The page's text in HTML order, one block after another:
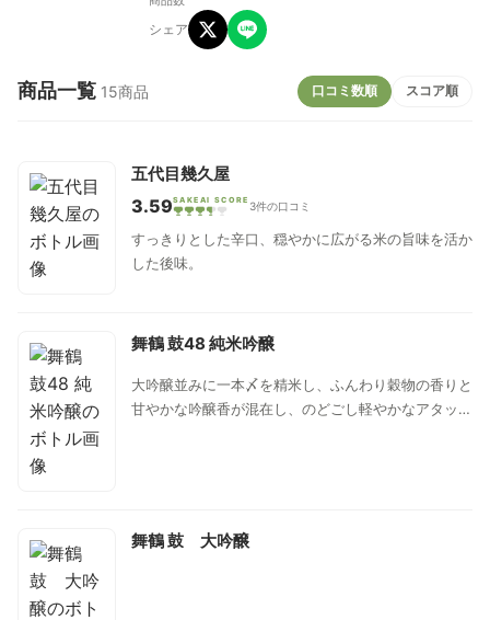
シェア
商品一覧 15商品 口コミ数順 スコア順
五代目幾久屋
3.59SAKEAI SCORE 3件の口コミ
すっきりとした辛口、穏やかに広がる米の旨味を活か
した後味。
舞鶴 鼓48 純米吟醸
大吟醸並みに一本〆を精米し、ふんわり穀物の香りと
甘やかな吟醸香が混在し、のどごし軽やかなアタック
系の料理にも丁度良いしっかりさ。
舞鶴 鼓 大吟醸